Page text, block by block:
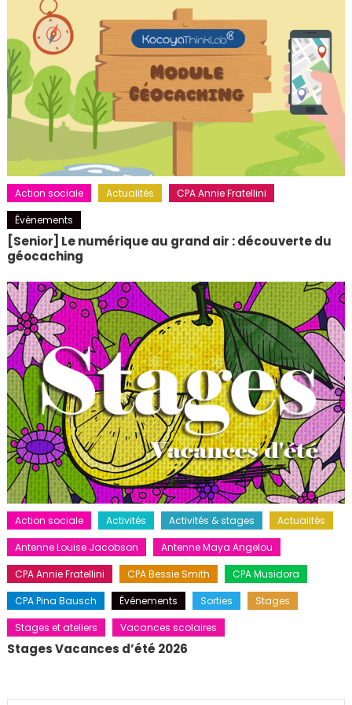
Action sociale Actualités
CPA Annie Fratellini
Événements
[Senior] Le numérique au grand air : découverte du
géocaching
Action sociale Activités Activités & stages
Actualités
Antenne Louise Jacobson
Antenne Maya Angelou
CPA Annie Fratellini
CPA Bessie Smith
CPA Musidora
CPA Pina Bausch
Événements Sorties
Stages
Stages et ateliers
Vacances scolaires
Stages Vacances d’été 2026